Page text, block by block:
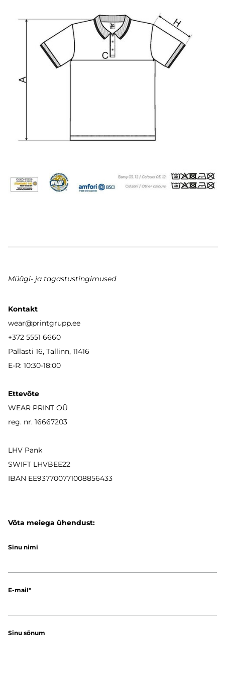
Müügi- ja tagastustingimused
Kontakt
wear@printgrupp.ee
+372 5551 6660
Pallasti 16, Tallinn, 11416
E-R: 10:30-18:00
Ettevõte
WEAR PRINT OÜ
reg. nr. 16667203
LHV Pank
SWIFT LHVBEE22
IBAN EE937700771008856433
Võta meiega ühendust:
Sinu nimi
E-mail
Sinu sõnum